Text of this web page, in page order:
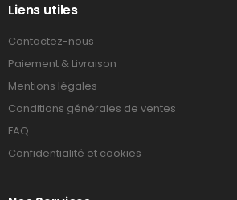
Liens utiles
Contactez-nous
Paiement & Livraison
Mentions légales
Conditions générales de ventes
FAQ
Confidentialité et cookies